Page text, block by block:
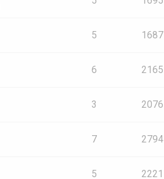
5 1687
6 2165
3 2076
7 2794
5 2221